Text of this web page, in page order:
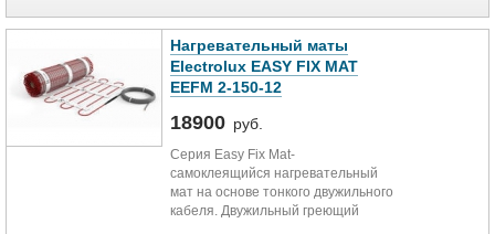
плиточным клеем. Рекомендуется
для установки в плиточный клей
«без стяжки»
Нагревательный маты
Electrolux EASY FIX MAT
EEFM 2-150-12
18900 руб.
Серия Easy Fix Mat-
самоклеящийся нагревательный
мат на основе тонкого двужильного
кабеля. Двужильный греющий